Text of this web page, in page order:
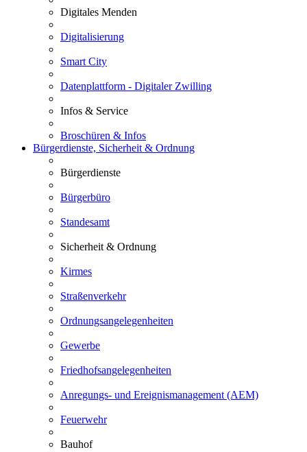
Digitales Menden
Digitalisierung
Smart City
Datenplattform - Digitaler Zwilling
Infos & Service
Broschüren & Infos
Bürgerdienste, Sicherheit & Ordnung
Bürgerdienste
Bürgerbüro
Standesamt
Sicherheit & Ordnung
Kirmes
Straßenverkehr
Ordnungsangelegenheiten
Gewerbe
Friedhofsangelegenheiten
Anregungs- und Ereignismanagement (AEM)
Feuerwehr
Bauhof